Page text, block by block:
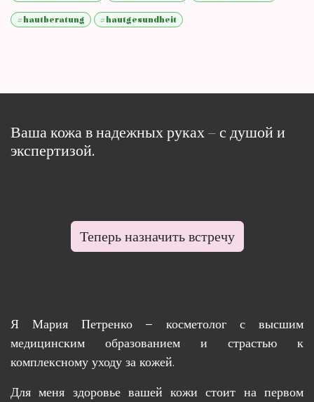
#hautberatung #hautgesundheit
Ваша кожа в надежных руках – с душой и
экспертизой.
Теперь назначить встречу
Я Мария Петренко – косметолог с высшим
медицинским образованием и страстью к
комплексному уходу за кожей.
Для меня здоровье вашей кожи стоит на первом